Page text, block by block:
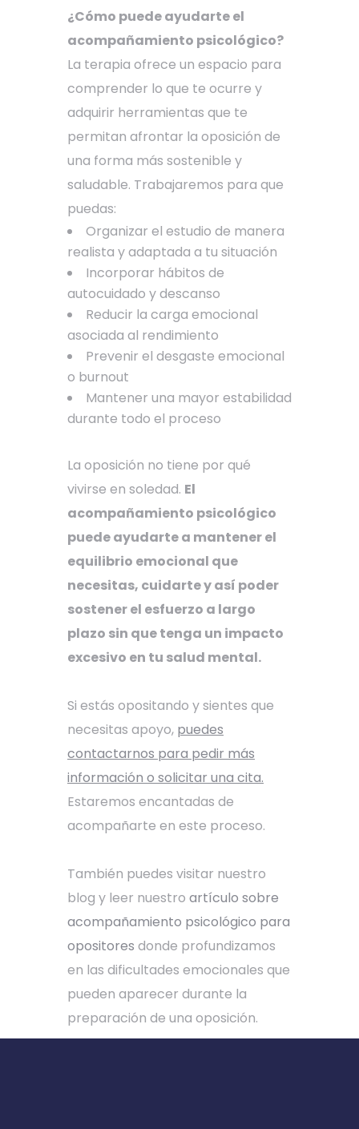
¿Cómo puede ayudarte el
acompañamiento psicológico?
La terapia ofrece un espacio para
comprender lo que te ocurre y
adquirir herramientas que te
permitan afrontar la oposición de
una forma más sostenible y
saludable. Trabajaremos para que
puedas:
Organizar el estudio de manera
realista y adaptada a tu situación
Incorporar hábitos de
autocuidado y descanso
Reducir la carga emocional
asociada al rendimiento
Prevenir el desgaste emocional
o burnout
Mantener una mayor estabilidad
durante todo el proceso
La oposición no tiene por qué
vivirse en soledad. El
acompañamiento psicológico
puede ayudarte a mantener el
equilibrio emocional que
necesitas, cuidarte y así poder
sostener el esfuerzo a largo
plazo sin que tenga un impacto
excesivo en tu salud mental.
Si estás opositando y sientes que
necesitas apoyo, puedes
contactarnos para pedir más
información o solicitar una cita.
Estaremos encantadas de
acompañarte en este proceso.
También puedes visitar nuestro
blog y leer nuestro artículo sobre
acompañamiento psicológico para
opositores donde profundizamos
en las dificultades emocionales que
pueden aparecer durante la
preparación de una oposición.